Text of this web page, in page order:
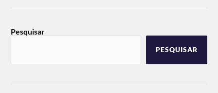
Pesquisar
PESQUISAR